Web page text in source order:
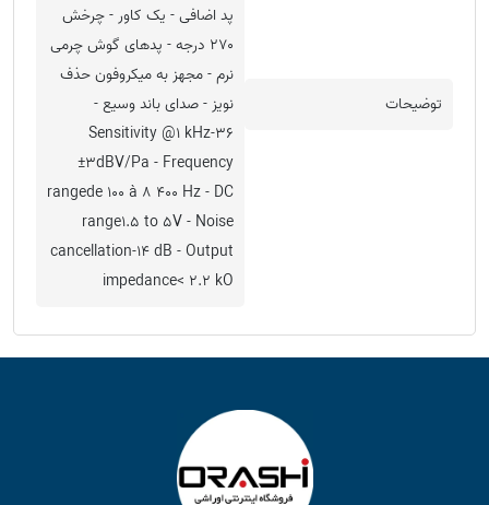
توضیحات
پد اضافی - یک کاور - چرخش
۲۷۰ درجه - پدهای گوش چرمی
نرم - مجهز به میکروفون حذف
نویز - صدای باند وسیع -
Sensitivity @۱ kHz-۳۶
±۳dBV/Pa - Frequency
rangede ۱۰۰ à ۸ ۴۰۰ Hz - DC
range۱.۵ to ۵V - Noise
cancellation-۱۴ dB - Output
impedance< ۲.۲ kO